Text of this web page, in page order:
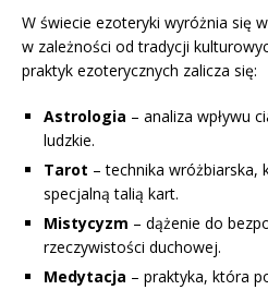
W świecie ezoteryki wyróżnia się
w zależności od tradycji
praktyk ezoterycznych zalicza się:
Astrologia – analiza wpływu
ludzkie.
Tarot – technika wróżbiarska,
specjalną talią kart.
Mistycyzm – dążenie do
rzeczywistości duchowej.
Medytacja – praktyka, która